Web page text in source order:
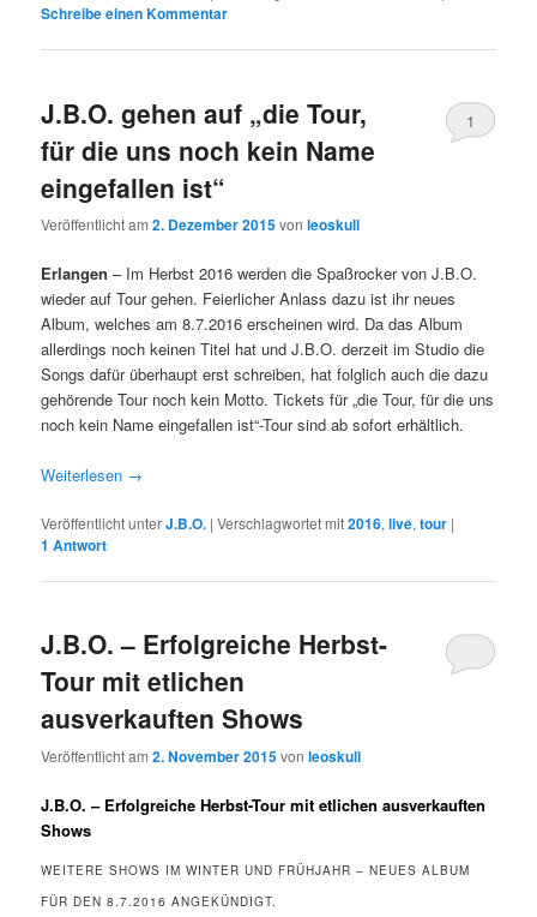
Schreibe einen Kommentar
J.B.O. gehen auf „die Tour,
für die uns noch kein Name
eingefallen ist“
Veröffentlicht am2. Dezember 2015vonleoskull
1
Erlangen – Im Herbst 2016 werden die Spaßrocker von J.B.O.
wieder auf Tour gehen. Feierlicher Anlass dazu ist ihr neues
Album, welches am 8.7.2016 erscheinen wird. Da das Album
allerdings noch keinen Titel hat und J.B.O. derzeit im Studio die
Songs dafür überhaupt erst schreiben, hat folglich auch die dazu
gehörende Tour noch kein Motto. Tickets für „die Tour, für die uns
noch kein Name eingefallen ist“-Tour sind ab sofort erhältlich.
Weiterlesen →
Veröffentlicht unterJ.B.O. |Verschlagwortet mit2016,live,tour |
1 Antwort
J.B.O. – Erfolgreiche Herbst-
Tour mit etlichen
ausverkauften Shows
Veröffentlicht am2. November 2015vonleoskull
J.B.O. – Erfolgreiche Herbst-Tour mit etlichen ausverkauften
Shows
WEITERE SHOWS IM WINTER UND FRÜHJAHR – NEUES ALBUM
FÜR DEN 8.7.2016 ANGEKÜNDIGT.